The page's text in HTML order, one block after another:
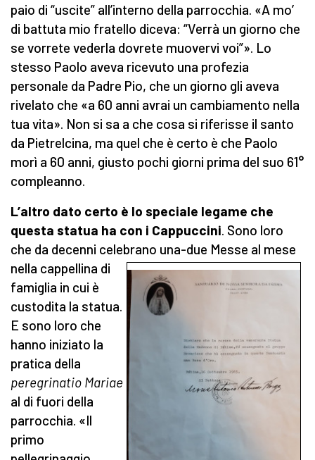
paio di “uscite” all’interno della parrocchia. «A mo’
di battuta mio fratello diceva: “Verrà un giorno che
se vorrete vederla dovrete muovervi voi”». Lo
stesso Paolo aveva ricevuto una profezia
personale da Padre Pio, che un giorno gli aveva
rivelato che «a 60 anni avrai un cambiamento nella
tua vita». Non si sa a che cosa si riferisse il santo
da Pietrelcina, ma quel che è certo è che Paolo
morì a 60 anni, giusto pochi giorni prima del suo 61°
compleanno.
L’altro dato certo è lo speciale legame che
questa statua ha con i Cappuccini. Sono loro
che da decenni celebrano una-due Messe al mese
nella cappellina di
famiglia in cui è
custodita la statua.
E sono loro che
hanno iniziato la
pratica della
peregrinatio Mariae
al di fuori della
parrocchia. «Il
primo